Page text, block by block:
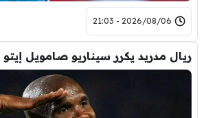
2026/08/06 - 21:03
ريال مدريد يكرر سيناريو صامويل إيتو